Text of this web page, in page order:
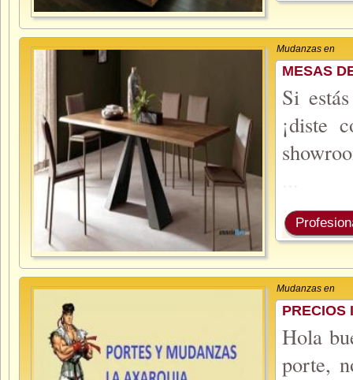
Mudanzas en
MESAS
Si
¡diste
Mudanzas en
PRECIOS
Hola
porte,